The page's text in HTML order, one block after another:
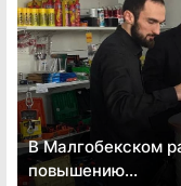
В Малгобекском
повышению...